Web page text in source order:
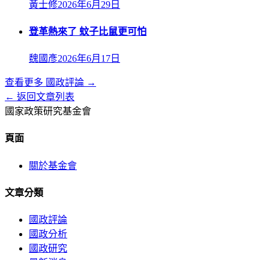
黃士修2026年6月29日
登革熱來了 蚊子比鼠更可怕
魏國彥2026年6月17日
查看更多 國政評論 →
← 返回文章列表
國家政策研究基金會
頁面
關於基金會
文章分類
國政評論
國政分析
國政研究